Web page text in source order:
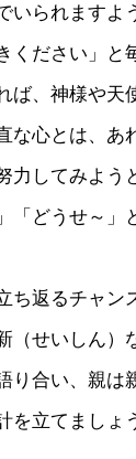
いられますよ
ください」と
ば、神様や天
な心とは、あ
してみよう
「どうせ～」
ち返るチャン
（せいしん）
り合い、親は
立てましょ